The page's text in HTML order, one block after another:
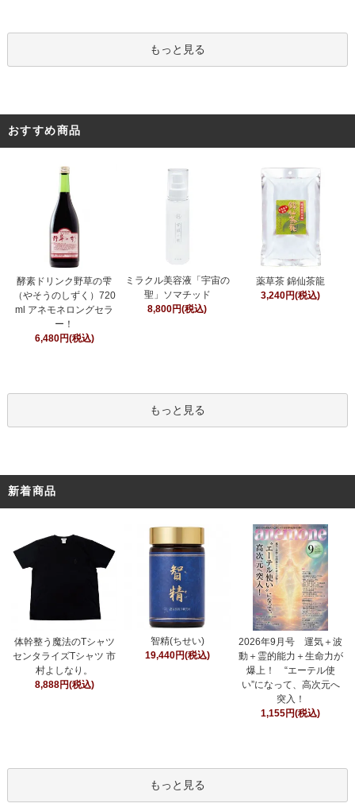
もっと見る
おすすめ商品
酵素ドリンク野草の雫
（やそうのしずく）720
ml アネモネロングセラ
ー！
6,480円(税込)
ミラクル美容液「宇宙の
聖」ソマチッド
8,800円(税込)
薬草茶 錦仙茶龍
3,240円(税込)
もっと見る
新着商品
体幹整う魔法のTシャツ
センタライズTシャツ 市
村よしなり。
8,888円(税込)
智精(ちせい)
19,440円(税込)
2026年9月号 運気＋波
動＋霊的能力＋生命力が
爆上！ “エーテル使
い”になって、高次元へ
突入！
1,155円(税込)
もっと見る